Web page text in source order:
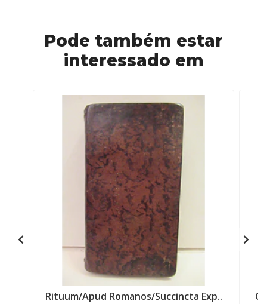
Pode também estar
interessado em
Rituum/Apud Romanos/Succincta Exp..